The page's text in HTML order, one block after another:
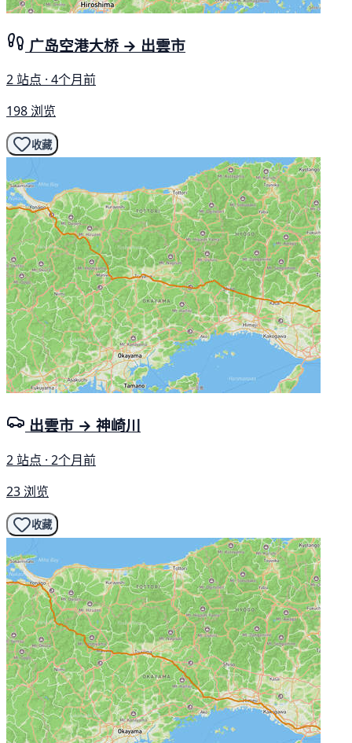
广岛空港大桥 → 出雲市
2 站点 · 4个月前
198 浏览
收藏
出雲市 → 神崎川
2 站点 · 2个月前
23 浏览
收藏